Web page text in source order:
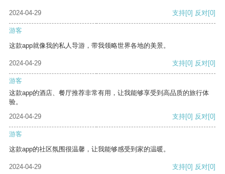
2024-04-29 支持[0] 反对[0]
游客
这款app就像我的私人导游，带我领略世界各地的美景。
2024-04-29 支持[0] 反对[0]
游客
这款app的酒店、餐厅推荐非常有用，让我能够享受到高品质的旅行体
验。
2024-04-29
支持[0] 反对[0]
游客
这款app的社区氛围很温馨，让我能够感受到家的温暖。
2024-04-29 支持[0] 反对[0]